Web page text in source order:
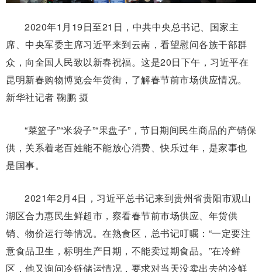
2020年1月19日至21日，中共中央总书记、国家主
席、中央军委主席习近平来到云南，看望慰问各族干部群
众，向全国人民致以新春祝福。这是20日下午，习近平在
昆明新春购物博览会年货街，了解春节前市场供应情况。
新华社记者 鞠鹏 摄
“菜篮子”“米袋子”“果盘子”，节日期间民生商品的产销保
供，关系着老百姓能不能放心消费、快乐过年，是家事也
是国事。
2021年2月4日，习近平总书记来到贵州省贵阳市观山
湖区合力惠民生鲜超市，察看春节前市场供应、年货供
销、物价运行等情况。在熟食区，总书记叮嘱：“一定要注
意食品卫生，标明生产日期，不能卖过期食品。”在冷鲜
区，他又询问冷链储运情况，要求对当天没卖出去的冷鲜